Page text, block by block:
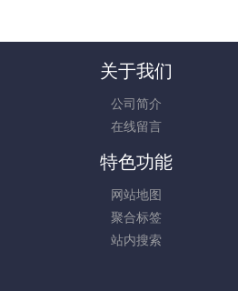
关于我们
公司简介
在线留言
特色功能
网站地图
聚合标签
站内搜索